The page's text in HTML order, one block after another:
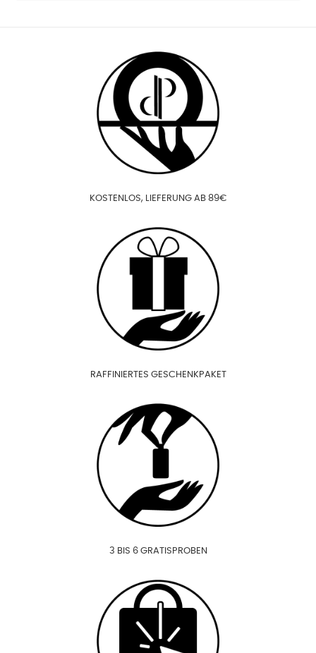
KOSTENLOS, LIEFERUNG AB 89€
RAFFINIERTES GESCHENKPAKET
3 BIS 6 GRATISPROBEN